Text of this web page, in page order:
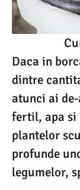
Daca in
dintre
atunci ai
fertil, apa
plantelor
profunde
legumelor,